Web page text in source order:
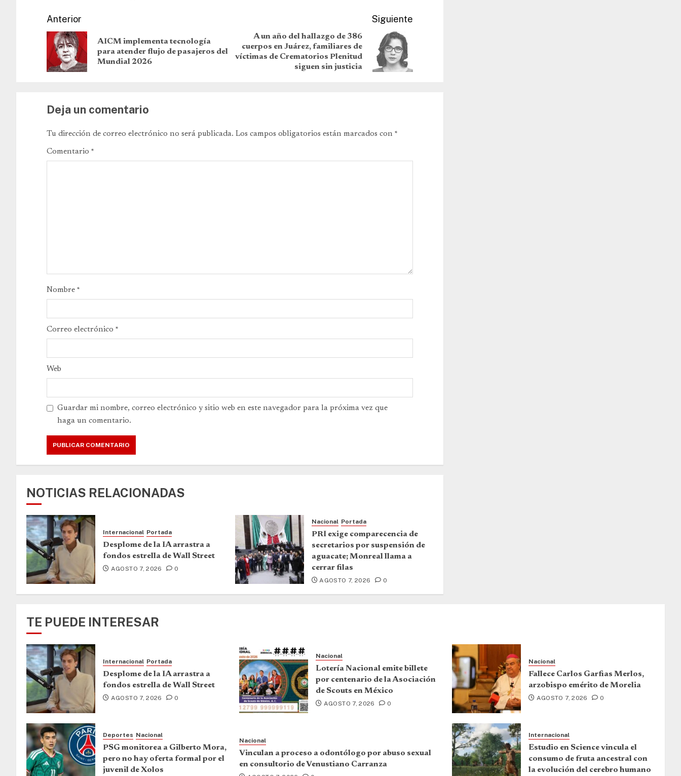
Anterior
AICM implementa tecnología
para atender flujo de pasajeros del
Mundial 2026
Siguiente
A un año del hallazgo de 386
cuerpos en Juárez, familiares de
víctimas de Crematorios Plenitud
siguen sin justicia
Deja un comentario
Tu dirección de correo electrónico no será publicada. Los campos obligatorios están marcados con *
Comentario *
Nombre *
Correo electrónico *
Web
Guardar mi nombre, correo electrónico y sitio web en este navegador para la próxima vez que
haga un comentario.
NOTICIAS RELACIONADAS
Internacional Portada
Desplome de la IA arrastra a
fondos estrella de Wall Street
AGOSTO 7, 2026 0
Nacional Portada
PRI exige comparecencia de
secretarios por suspensión de
aguacate; Monreal llama a
cerrar filas
AGOSTO 7, 2026 0
TE PUEDE INTERESAR
Internacional Portada
Desplome de la IA arrastra a
fondos estrella de Wall Street
AGOSTO 7, 2026 0
Nacional
Lotería Nacional emite billete
por centenario de la Asociación
de Scouts en México
AGOSTO 7, 2026 0
Nacional
Fallece Carlos Garfias Merlos,
arzobispo emérito de Morelia
AGOSTO 7, 2026 0
Deportes Nacional
PSG monitorea a Gilberto Mora,
pero no hay oferta formal por el
juvenil de Xolos
Nacional
Vinculan a proceso a odontólogo por abuso sexual
en consultorio de Venustiano Carranza
Internacional
Estudio en Science vincula el
consumo de fruta ancestral con
la evolución del cerebro humano